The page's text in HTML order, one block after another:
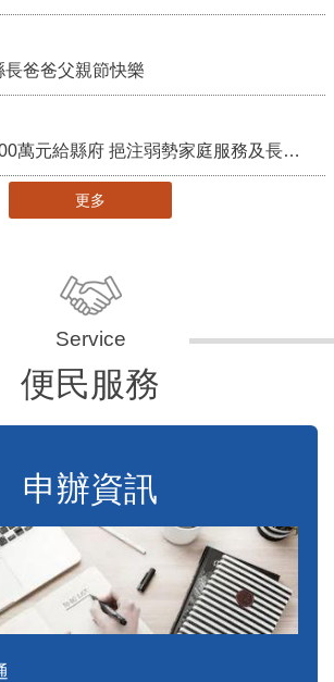
爸爸父親節快樂
更多
便民服務
申辦資訊